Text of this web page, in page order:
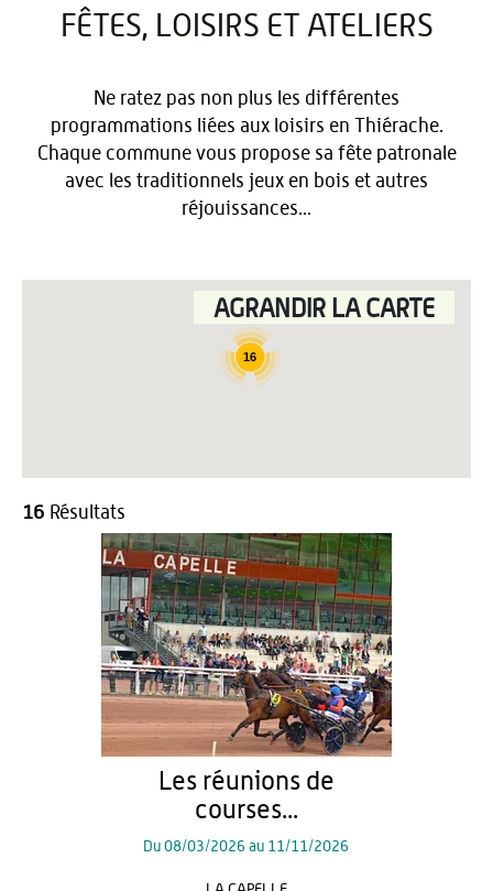
FÊTES, LOISIRS ET ATELIERS
Ne ratez pas non plus les différentes
programmations liées aux loisirs en Thiérache.
Chaque commune vous propose sa fête patronale
avec les traditionnels jeux en bois et autres
réjouissances...
16
AGRANDIR LA CARTE
16 Résultats
Les réunions de
courses...
Du08/03/2026 au 11/11/2026